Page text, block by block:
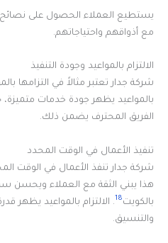
يستطيع العملاء الحصول على
مع أذواقهم واحتياجاتهم.
الالتزام بالمواعيد وجودة التنفيذ
شركة جدار تعتبر مثالاً في التزامها
بالمواعيد يظهر جودة خدمات
الفريق المحترف يضمن ذلك.
تنفيذ الأعمال في الوقت المحدد
هذا يبني الثقة مع العملاء
بالكويت18. الالتزام بالمواعيد يظهر
والتنسيق.